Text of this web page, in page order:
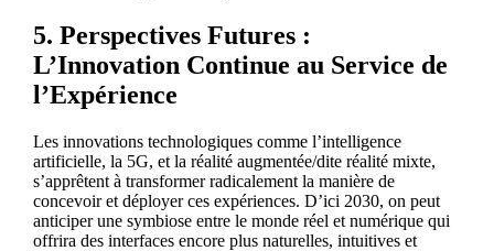
5. Perspectives Futures :
L’Innovation Continue au Service de
l’Expérience
Les innovations technologiques comme l’intelligence
artificielle, la 5G, et la réalité augmentée/dite réalité mixte,
s’apprêtent à transformer radicalement la manière de
concevoir et déployer ces expériences. D’ici 2030, on peut
anticiper une symbiose entre le monde réel et numérique qui
offrira des interfaces encore plus naturelles, intuitives et